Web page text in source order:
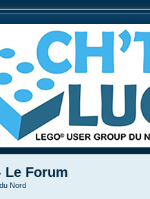
Le Forum
Nord